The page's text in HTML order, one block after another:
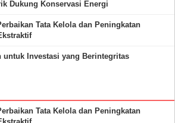
Dukung Konservasi Energi
Tata Kelola dan Peningkatan
untuk Investasi yang Berintegritas
Tata Kelola dan Peningkatan